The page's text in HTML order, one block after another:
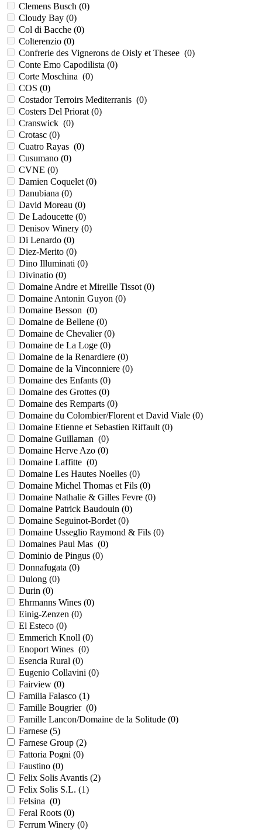
Clemens Busch (0)
Cloudy Bay (0)
Col di Bacche (0)
Colterenzio (0)
Confrerie des Vignerons de Oisly et Thesee (0)
Conte Emo Capodilista (0)
Corte Moschina (0)
COS (0)
Costador Terroirs Mediterranis (0)
Costers Del Priorat (0)
Cranswick (0)
Crotasc (0)
Cuatro Rayas (0)
Cusumano (0)
CVNE (0)
Damien Coquelet (0)
Danubiana (0)
David Moreau (0)
De Ladoucette (0)
Denisov Winery (0)
Di Lenardo (0)
Diez-Merito (0)
Dino Illuminati (0)
Divinatio (0)
Domaine Andre et Mireille Tissot (0)
Domaine Antonin Guyon (0)
Domaine Besson (0)
Domaine de Bellene (0)
Domaine de Chevalier (0)
Domaine de La Loge (0)
Domaine de la Renardiere (0)
Domaine de la Vinconniere (0)
Domaine des Enfants (0)
Domaine des Grottes (0)
Domaine des Remparts (0)
Domaine du Colombier/Florent et David Viale (0)
Domaine Etienne et Sebastien Riffault (0)
Domaine Guillaman (0)
Domaine Herve Azo (0)
Domaine Laffitte (0)
Domaine Les Hautes Noelles (0)
Domaine Michel Thomas et Fils (0)
Domaine Nathalie & Gilles Fevre (0)
Domaine Patrick Baudouin (0)
Domaine Seguinot-Bordet (0)
Domaine Usseglio Raymond & Fils (0)
Domaines Paul Mas (0)
Dominio de Pingus (0)
Donnafugata (0)
Dulong (0)
Durin (0)
Ehrmanns Wines (0)
Einig-Zenzen (0)
El Esteco (0)
Emmerich Knoll (0)
Enoport Wines (0)
Esencia Rural (0)
Eugenio Collavini (0)
Fairview (0)
Familia Falasco (1)
Famille Bougrier (0)
Famille Lancon/Domaine de la Solitude (0)
Farnese (5)
Farnese Group (2)
Fattoria Pogni (0)
Faustino (0)
Felix Solis Avantis (2)
Felix Solis S.L. (1)
Felsina (0)
Feral Roots (0)
Ferrum Winery (0)